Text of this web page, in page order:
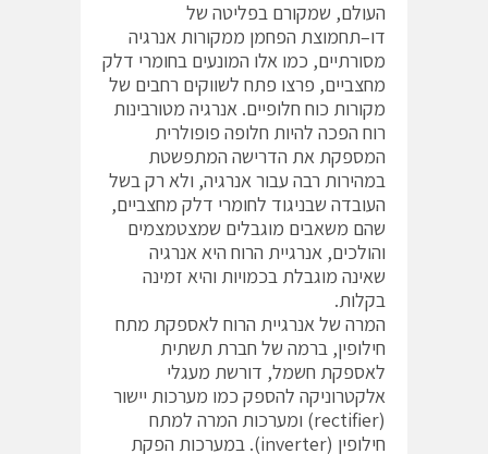
העולם, שמקורם בפליטה של
דו–תחמוצת הפחמן ממקורות אנרגיה
מסורתיים, כמו אלו המונעים בחומרי דלק
מחצביים, פרצו פתח לשווקים רחבים של
מקורות כוח חלופיים. אנרגיה מטורבינות
רוח הפכה להיות חלופה פופולרית
המספקת את הדרישה המתפשטת
במהירות רבה עבור אנרגיה, ולא רק בשל
העובדה שבניגוד לחומרי דלק מחצביים,
שהם משאבים מוגבלים שמצטמצמים
והולכים, אנרגיית הרוח היא אנרגיה
שאינה מוגבלת בכמויות והיא זמינה
בקלות.
המרה של אנרגיית הרוח לאספקת מתח
חילופין, ברמה של חברת תשתית
לאספקת חשמל, דורשת מעגלי
אלקטרוניקה להספק כמו מערכות יישור
(rectifier) ומערכות המרה למתח
חילופין (inverter). במערכות הפקת